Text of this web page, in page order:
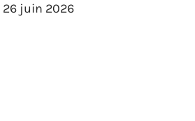
26 juin 2026